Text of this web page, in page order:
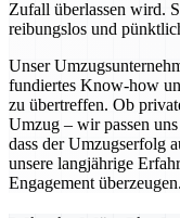
Zufall überlassen wird.
reibungslos und
Unser
fundiertes Know-how
zu übertreffen. Ob
Umzug – wir passen
dass der Umzugserfolg
unsere langjährige
Engagement überzeugen.